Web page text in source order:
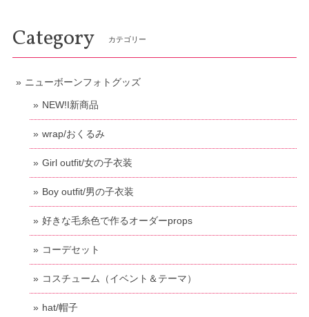
Category カテゴリー
ニューボーンフォトグッズ
NEW!I新商品
wrap/おくるみ
Girl outfit/女の子衣装
Boy outfit/男の子衣装
好きな毛糸色で作るオーダーprops
コーデセット
コスチューム（イベント＆テーマ）
hat/帽子